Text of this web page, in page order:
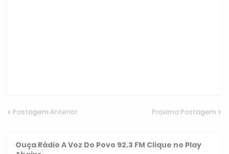
Postagem Anterior Próxima Postagem
Ouça Rádio A Voz Do Povo 92.3 FM Clique no Play